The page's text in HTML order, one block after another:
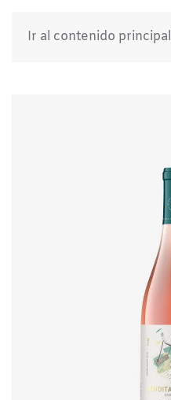
Ir al contenido principal